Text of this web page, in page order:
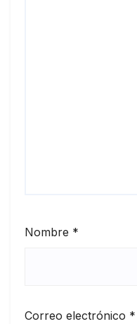
Nombre *
Correo electrónico *